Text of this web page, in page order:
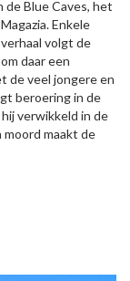
de Blue Caves, het
Enkele
volgt de
daar een
de veel jongere en
beroering in de
verwikkeld in de
moord maakt de